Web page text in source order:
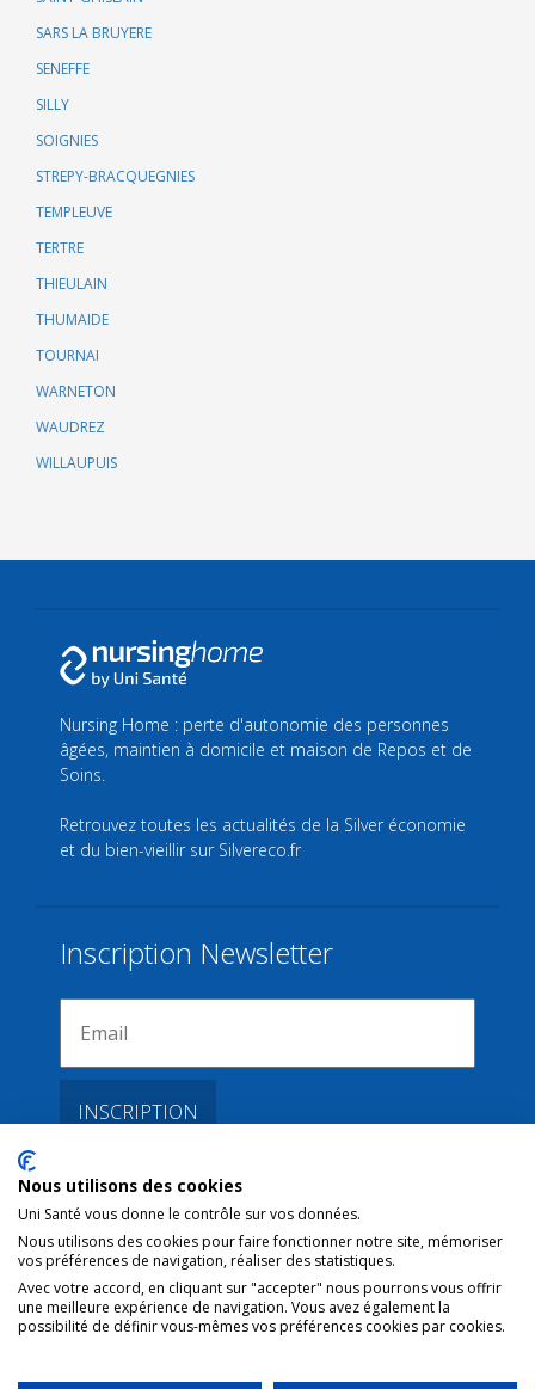
SARS LA BRUYERE
SENEFFE
SILLY
SOIGNIES
STREPY-BRACQUEGNIES
TEMPLEUVE
TERTRE
THIEULAIN
THUMAIDE
TOURNAI
WARNETON
WAUDREZ
WILLAUPUIS
Nous utilisons des cookies
Uni Santé vous donne le contrôle sur vos données.
Nous utilisons des cookies pour faire fonctionner notre site, mémoriser
vos préférences de navigation, réaliser des statistiques.
Avec votre accord, en cliquant sur "accepter" nous pourrons vous offrir
une meilleure expérience de navigation. Vous avez également la
possibilité de définir vous-mêmes vos préférences cookies par cookies.
Nursing Home : perte d'autonomie des personnes
âgées, maintien à domicile et maison de Repos et de
Soins.
Retrouvez toutes les actualités de la Silver économie
et du bien-vieillir sur Silvereco.fr
Inscription Newsletter
Liens
Conditions d’utilisation
Contact NL